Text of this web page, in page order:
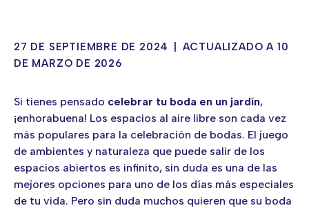
27 DE SEPTIEMBRE DE 2024
ACTUALIZADO A 10
DE MARZO DE 2026
Si tienes pensado celebrar tu boda en un jardín,
¡enhorabuena! Los espacios al aire libre son cada vez
más populares para la celebración de bodas. El juego
de ambientes y naturaleza que puede salir de los
espacios abiertos es infinito, sin duda es una de las
mejores opciones para uno de los días más especiales
de tu vida. Pero sin duda muchos quieren que su boda